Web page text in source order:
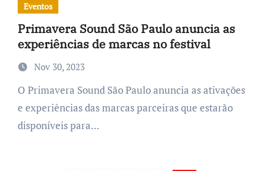
Eventos
Primavera Sound São Paulo anuncia as
experiências de marcas no festival
Nov 30, 2023
O Primavera Sound São Paulo anuncia as ativações
e experiências das marcas parceiras que estarão
disponíveis para...